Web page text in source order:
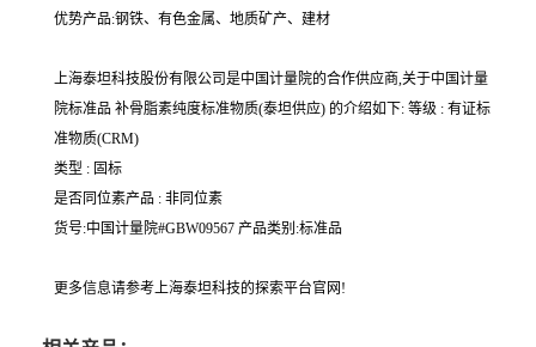
优势产品:钢铁、有色金属、地质矿产、建材
上海泰坦科技股份有限公司是中国计量院的合作供应商,关于中国计量
院标准品 补骨脂素纯度标准物质(泰坦供应) 的介绍如下: 等级 : 有证标
准物质(CRM)
类型 : 固标
是否同位素产品 : 非同位素
货号:中国计量院#GBW09567 产品类别:标准品
更多信息请参考上海泰坦科技的探索平台官网!